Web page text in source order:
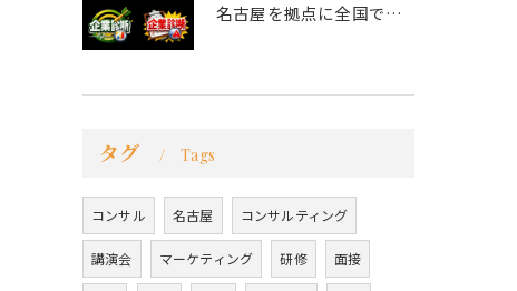
名古屋を拠点に全国で活動する 経営コンサルタントの 毛利京申...
タグ Tags
コンサル 名古屋 コンサルティング
講演会 マーケティング 研修 面接